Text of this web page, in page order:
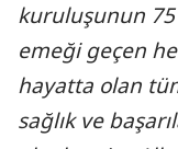
kuruluşunun
emeği geçen
hayatta olan
sağlık ve